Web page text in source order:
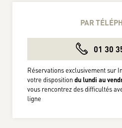
PAR
01 30
Réservations exclusivement sur
votre dispositiondu lundi au
vous rencontrez des difficultés
ligne